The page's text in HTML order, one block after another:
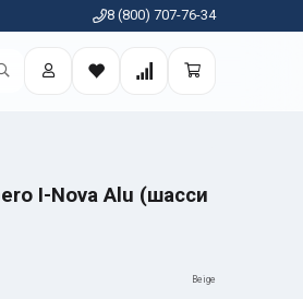
8 (800) 707-76-34
I-Nova Alu (шасси
Beige